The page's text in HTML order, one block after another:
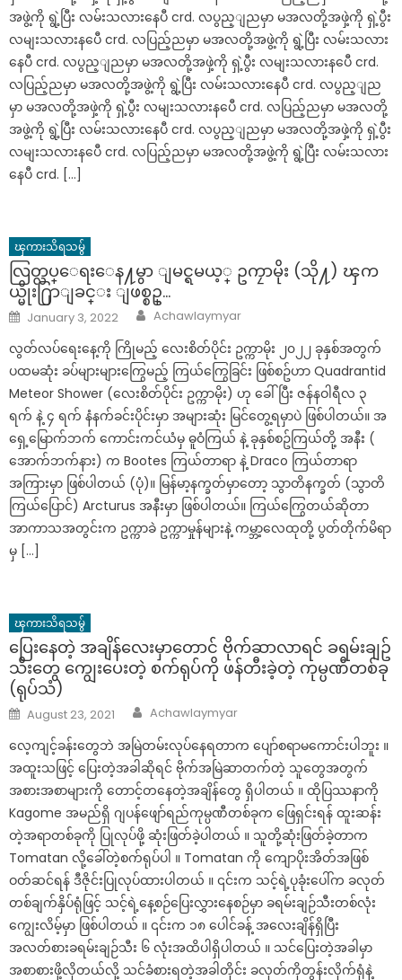
အဖွဲ့ကို ရွဲ့ပြီး လမ်းသလားနေပီ crd. လပွည့ျညမှာ မအလတို့အဖှဲ့ကို ရှဲ့ပွီး
လမျးသလားနပေီ crd. လပြည့်ညမှာ မအလတို့အဖွဲ့ကို ရွဲ့ပြီး လမ်းသလား
နေပီ crd. လပွည့ျညမှာ မအလတို့အဖှဲ့ကို ရှဲ့ပွီး လမျးသလားနပေီ crd.
လပြည့်ညမှာ မအလတို့အဖွဲ့ကို ရွဲ့ပြီး လမ်းသလားနေပီ crd. လပွည့ျည
မှာ မအလတို့အဖှဲ့ကို ရှဲ့ပွီး လမျးသလားနပေီ crd. လပြည့်ညမှာ မအလတို့
အဖွဲ့ကို ရွဲ့ပြီး လမ်းသလားနေပီ crd. လပွည့ျညမှာ မအလတို့အဖှဲ့ကို ရှဲ့ပွီး
လမျးသလားနပေီ crd. လပြည့်ညမှာ မအလတို့အဖွဲ့ကို ရွဲ့ပြီး လမ်းသလား
နေပီ crd. […]
ၾကားသိရသမွ်
လြတ္လပ္ေရးေန႔မွာ ျမင္ရမယ့္ ဥကၠာမိုး (သို႔) ၾက
ယ္မိုး႐ြာျခင္း ျဖစ္စဥ္…
Posted
on
January 3, 2022 Author
Achawlaymyar
လွတ်လပ်​ရေး​နေ့ကို ကြိုမည့် ​လေးစိတ်ပိုင်း ဥက္ကာမိုး ၂၀၂၂ ခုနှစ်အတွက်
ပထမဆုံး ခပ်များများကြွေမည့် ကြယ်​ကြွေခြင်း ဖြစ်စဥ်ဟာ Quadrantid
Meteor Shower (​လေးစိတ်ပိုင်း ဥက္ကာမိုး) ဟု ​ခေါ်ပြီး ဇန်နဝါရီလ ၃
ရက် နဲ့ ၄ ရက် နံနက်ခင်းပိုင်းမှာ အများဆုံး မြင်​တွေ့ရမှာပဲ ဖြစ်ပါတယ်။ အ​
ရှေ့​မြောက်ဘက် ​ကောင်းကင်ယံမှ ဓူဝံကြယ် နဲ့ ခုနှစ်စဥ်ကြယ်တို့ အနီး (​
အောက်ဘက်နား) က Bootes ကြယ်တာရာ နဲ့ Draco ကြယ်တာရာ
အကြားမှာ ဖြစ်ပါတယ် (ပုံ)။ မြန်မာ့နက္ခတ်မှာ​တော့ သွာတိနက္ခတ် (သွာတိ
ကြယ်​ပြောင်) Arcturus အနီးမှာ ဖြစ်ပါတယ်။ ကြယ်​ကြွေတယ်ဆိုတာ
အာကာသအတွင်းက ဥက္ကာခဲ ဥက္ကာမှုန်များနဲ့ ကမ္ဘာ့​လေထုတို့ ပွတ်တိုက်မိရာ
မှ […]
ၾကားသိရသမွ်
ပြေးနေတဲ့ အချိန်လေးမှာတောင် ဗိုက်ဆာလာရင် ခရမ်းချဥ်
သီးတွေ ကျွေးပေးတဲ့ စက်ရုပ်ကို ဖန်တီးခဲ့တဲ့ ကုမ္ပဏီတစ်ခု
(ရုပ်သံ)
Posted
on
August 23, 2021 Author
Achawlaymyar
လေ့ကျင့်ခန်းတွေဘဲ အမြဲတမ်းလုပ်နေရတာက ပျော်စရာမကောင်းပါဘူး ။
အထူးသဖြင့် ပြေးတဲ့အခါဆိုရင် ဗိုက်အမြဲဆာတက်တဲ့ သူတွေအတွက်
အစားအစာများကို တောင့်တနေတဲ့အချိန်တွေ ရှိပါတယ် ။ ထိုပြဿနာကို
Kagome အမည်ရှိ ဂျပန်ဖျော်ရည်ကုမ္ပဏီတစ်ခုက ဖြေရှင်းရန် ထူးဆန်း
တဲ့အရာတစ်ခုကို ပြုလုပ်ဖို့ ဆုံးဖြတ်ခဲ့ပါတယ် ။ သူတို့ဆုံးဖြတ်ခဲ့တာက
Tomatan လို့ခေါ်တဲ့စက်ရုပ်ပါ ။ Tomatan ကို ကျောပိုးအိတ်အဖြစ်
ဝတ်ဆင်ရန် ဒီဇိုင်းပြုလုပ်ထားပါတယ် ။ ၎င်းက သင့်ရဲ့ပုခုံးပေါ်က ခလုတ်
တစ်ချက်နှိပ်ရုံဖြင့် သင့်ရဲ့နေ့စဉ်ပြေးလွှားနေစဉ်မှာ ခရမ်းချဉ်သီးတစ်လုံး
ကျွေးလိမ့်မှာ ဖြစ်ပါတယ် ။ ၎င်းက ၁၈ ပေါင်ခန့် အလေးချိန်ရှိပြီး
အလတ်စားခရမ်းချဉ်သီး ၆ လုံးအထိပါရှိပါတယ် ။ သင်ပြေးတဲ့အခါမှာ
အစာစားဖို့လိုတယ်လို့ သင်ခံစားရတဲ့အခါတိုင်း ခလုတ်ကိုတွန်းလိုက်ရုံနဲ့